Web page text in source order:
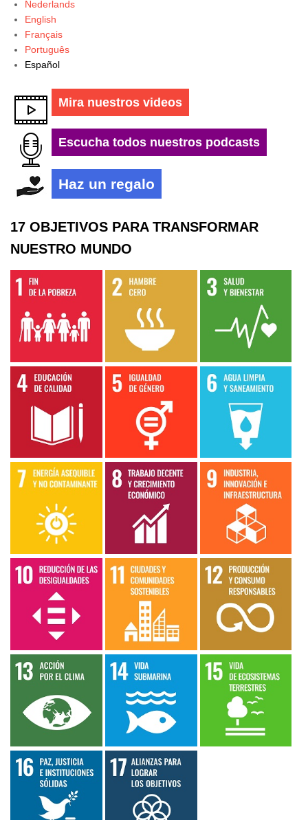
Nederlands
English
Français
Português
Español
Mira nuestros videos
Escucha todos nuestros podcasts
Haz un regalo
17 OBJETIVOS PARA TRANSFORMAR
NUESTRO MUNDO